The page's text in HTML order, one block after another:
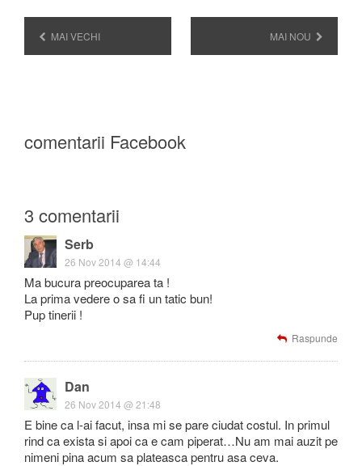
MAI VECHI MAI NOU
comentarii Facebook
3 comentarii
Serb
26 Nov 2014 @ 14:44
Ma bucura preocuparea ta !
La prima vedere o sa fi un tatic bun!
Pup tinerii !
Raspunde
Dan
26 Nov 2014 @ 21:48
E bine ca l-ai facut, insa mi se pare ciudat costul. In primul
rind ca exista si apoi ca e cam piperat…Nu am mai auzit pe
nimeni pina acum sa plateasca pentru asa ceva.